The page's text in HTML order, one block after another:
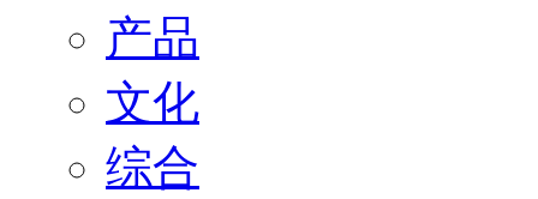
产品
文化
综合